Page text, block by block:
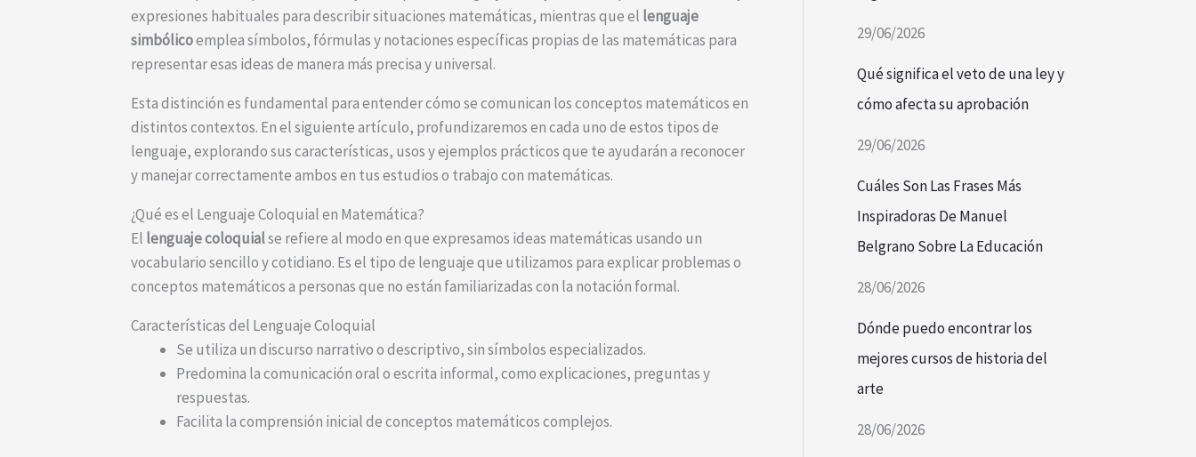
expresiones habituales para describir situaciones matemáticas, mientras que el lenguaje
simbólicoemplea símbolos, fórmulas y notaciones específicas propias de las matemáticas para
representar esas ideas de manera más precisa y universal.
Esta distinción es fundamental para entender cómo se comunican los conceptos matemáticos en
distintos contextos. En el siguiente artículo, profundizaremos en cada uno de estos tipos de
lenguaje, explorando sus características, usos y ejemplos prácticos que te ayudarán a reconocer
y manejar correctamente ambos en tus estudios o trabajo con matemáticas.
¿Qué es el Lenguaje Coloquial en Matemática?
El lenguaje coloquialse refiere al modo en que expresamos ideas matemáticas usando un
vocabulario sencillo y cotidiano. Es el tipo de lenguaje que utilizamos para explicar problemas o
conceptos matemáticos a personas que no están familiarizadas con la notación formal.
Características del Lenguaje Coloquial
Se utiliza un discurso narrativo o descriptivo, sin símbolos especializados.
Predomina la comunicación oral o escrita informal, como explicaciones, preguntas y
respuestas.
Facilita la comprensión inicial de conceptos matemáticos complejos.
29/06/2026
Qué significa el veto de una ley y
cómo afecta su aprobación
29/06/2026
Cuáles Son Las Frases Más
Inspiradoras De Manuel
Belgrano Sobre La Educación
28/06/2026
Dónde puedo encontrar los
mejores cursos de historia del
arte
28/06/2026